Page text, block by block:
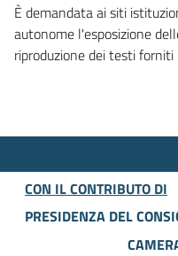
È demandata ai siti
autonome l'esposizione
riproduzione dei testi
CON IL CONTRIBUTO DI
PRESIDENZA DEL